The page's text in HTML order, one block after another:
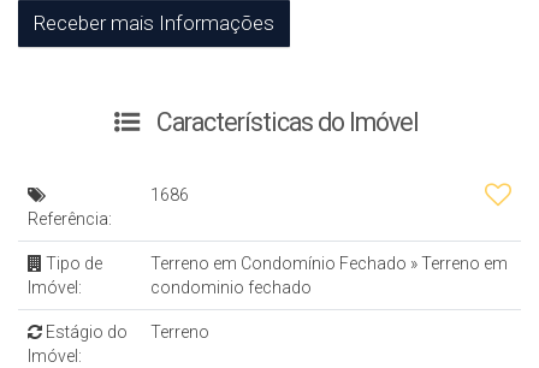
Características do Imóvel
Referência:
1686
Tipo de
Imóvel:
Terreno em Condomínio Fechado »Terreno em
condominio fechado
Estágio do
Imóvel:
Terreno